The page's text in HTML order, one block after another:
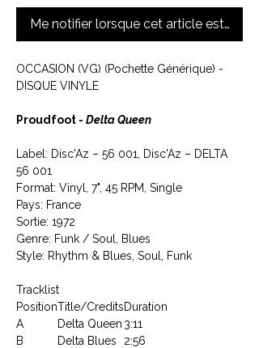
Me notifier lorsque cet article est
OCCASION (VG) (Pochette Générique) -
DISQUE VINYLE
Proudfoot - Delta Queen
Label: Disc'Az ‎– 56 001, Disc'Az ‎– DELTA
56 001
Format: Vinyl, 7", 45 RPM, Single
Pays: France
Sortie: 1972
Genre: Funk / Soul, Blues
Style: Rhythm & Blues, Soul, Funk
Tracklist
PositionTitle/CreditsDuration
A
Delta Queen 3:11
B
Delta Blues 2:56